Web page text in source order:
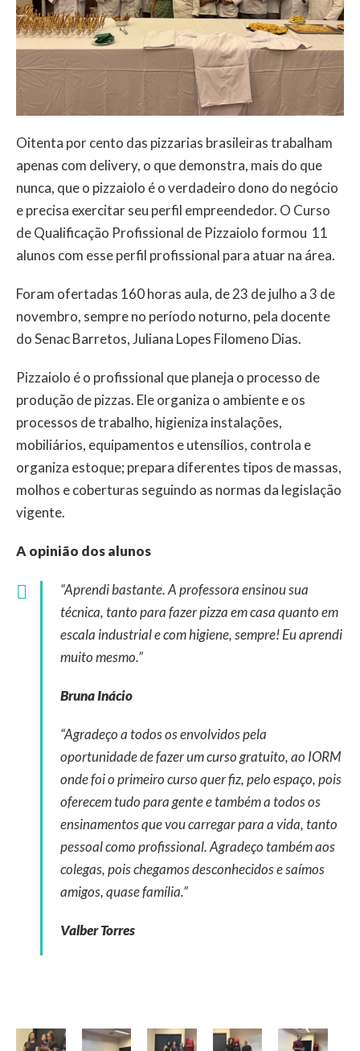
Oitenta por cento das pizzarias brasileiras trabalham
apenas com delivery, o que demonstra, mais do que
nunca, que o pizzaiolo é o verdadeiro dono do negócio
e precisa exercitar seu perfil empreendedor. O Curso
de Qualificação Profissional de Pizzaiolo formou 11
alunos com esse perfil profissional para atuar na área.
Foram ofertadas 160 horas aula, de 23 de julho a 3 de
novembro, sempre no período noturno, pela docente
do Senac Barretos, Juliana Lopes Filomeno Dias.
Pizzaiolo é o profissional que planeja o processo de
produção de pizzas. Ele organiza o ambiente e os
processos de trabalho, higieniza instalações,
mobiliários, equipamentos e utensílios, controla e
organiza estoque; prepara diferentes tipos de massas,
molhos e coberturas seguindo as normas da legislação
vigente.
A opinião dos alunos
“Aprendi bastante. A professora ensinou sua
técnica, tanto para fazer pizza em casa quanto em
escala industrial e com higiene, sempre! Eu aprendi
muito mesmo.”
Bruna Inácio
“Agradeço a todos os envolvidos pela
oportunidade de fazer um curso gratuito, ao IORM
onde foi o primeiro curso quer fiz, pelo espaço, pois
oferecem tudo para gente e também a todos os
ensinamentos que vou carregar para a vida, tanto
pessoal como profissional. Agradeço também aos
colegas, pois chegamos desconhecidos e saímos
amigos, quase família.”
Valber Torres